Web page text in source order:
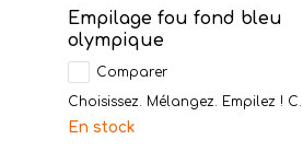
Empilage fou fond bleu
olympique
Comparer
Choisissez. Mélangez. Empilez ! C...
En stock